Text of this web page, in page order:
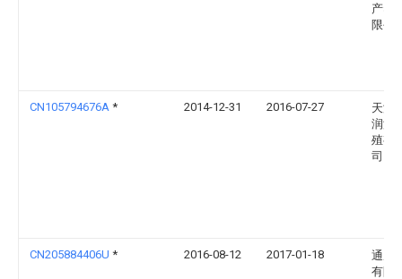
产养
限公
CN105794676A * 2014-12-31 2016-07-27
天津
润淡
殖有
司
CN205884406U * 2016-08-12 2017-01-18
通威
有限